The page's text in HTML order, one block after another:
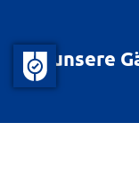
Für unsere